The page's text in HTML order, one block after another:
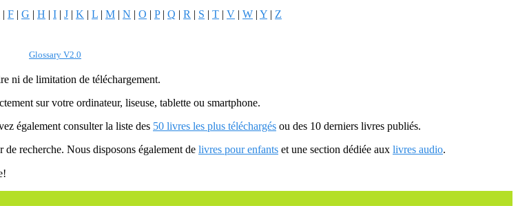
| F | G | H | I | J | K | L | M | N | O | P| Q | R | S | T | V | W | Y | Z
Glossary V2.0
ni de limitation de téléchargement.
sur votre ordinateur, liseuse, tablette ou smartphone.
également consulter la liste des 50 livres les plus téléchargés ou des 10 derniers livres publiés.
recherche. Nous disposons également de livres pour enfants et une section dédiée aux livres audio.